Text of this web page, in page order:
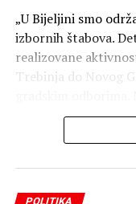
„U Bijeljini smo
izbornih štabova.
realizovane
Trebinja do Novog
naše organizacije,
nastavljamo još
ostvariti rezultat.
Drinić.
POLITIKA